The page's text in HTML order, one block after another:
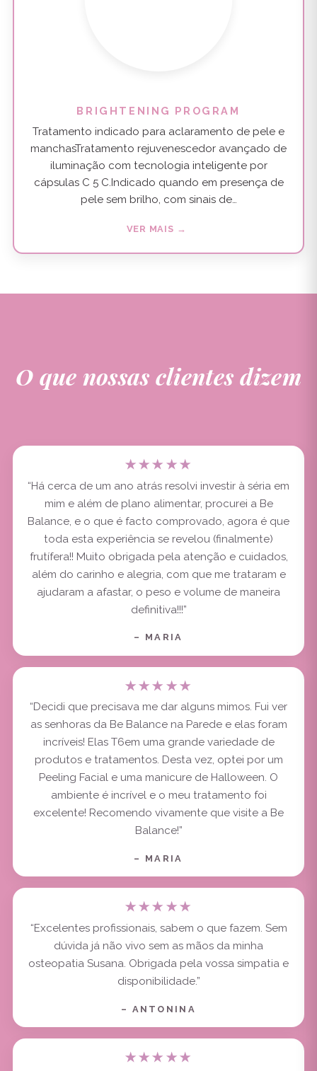
BRIGHTENING PROGRAM
Tratamento indicado para aclaramento de pele e
manchasTratamento rejuvenescedor avançado de
iluminação com tecnologia inteligente por
cápsulas C 5 C.Indicado quando em presença de
pele sem brilho, com sinais de…
VER MAIS →
O que nossas clientes dizem
★★★★★
“Há cerca de um ano atrás resolvi investir à séria em
mim e além de plano alimentar, procurei a Be
Balance, e o que é facto comprovado, agora é que
toda esta experiência se revelou (finalmente)
frutífera!! Muito obrigada pela atenção e cuidados,
além do carinho e alegria, com que me trataram e
ajudaram a afastar, o peso e volume de maneira
definitiva!!!”
– MARIA
★★★★★
“Decidi que precisava me dar alguns mimos. Fui ver
as senhoras da Be Balance na Parede e elas foram
incríveis! Elas T6em uma grande variedade de
produtos e tratamentos. Desta vez, optei por um
Peeling Facial e uma manicure de Halloween. O
ambiente é incrível e o meu tratamento foi
excelente! Recomendo vivamente que visite a Be
Balance!”
– MARIA
★★★★★
“Excelentes profissionais, sabem o que fazem. Sem
dúvida já não vivo sem as mãos da minha
osteopatia Susana. Obrigada pela vossa simpatia e
disponibilidade.”
– ANTONINA
★★★★★